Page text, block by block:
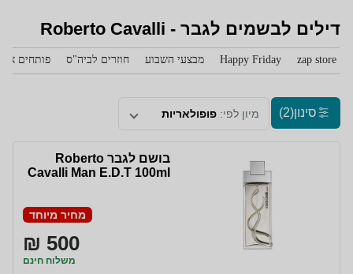
דילים לבשמים לגבר - Roberto Cavalli
zap store
Happy Friday מבצעי השבוע חוזרים לביה"ס פותחים את
סינון(2) מיון לפי: פופולאריות
בושם לגבר Roberto
Cavalli Man E.D.T 100ml
מחיר מיוחד
500 ₪
משלוח חינם